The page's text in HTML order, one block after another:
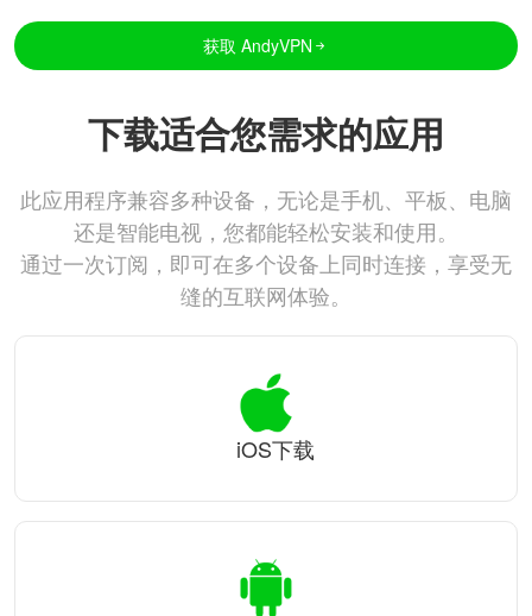
获取 AndyVPN
下载适合您需求的应用
此应用程序兼容多种设备，无论是手机、平板、电脑
还是智能电视，您都能轻松安装和使用。
通过一次订阅，即可在多个设备上同时连接，享受无
缝的互联网体验。
iOS下载